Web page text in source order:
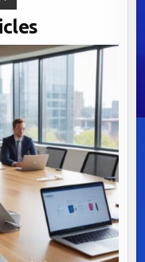
VON
GENEHMIGUNGSPROZESSEN:
BALANCE
ZWISCHEN
INNOVATION
UND
ÖFFENTLICHER
SICHERHEIT.